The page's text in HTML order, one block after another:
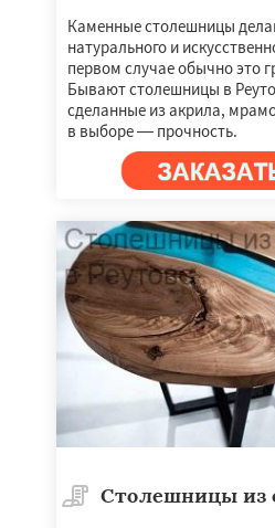
Каменные столешницы
натурального и
первом случае обычно это
Бывают столешницы в
сделанные из акрила,
в выборе — прочность.
Столешницы из